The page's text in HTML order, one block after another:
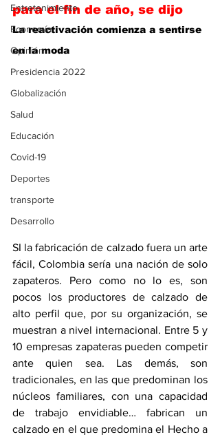
Entretenimiento
Economía
Opinión
Presidencia 2022
Globalización
Salud
Educación
Covid-19
Deportes
transporte
Desarrollo
para el fin de año, se dijo
La reactivación comienza a sentirse
en la moda
SI la fabricación de calzado fuera un arte
fácil, Colombia sería una nación de solo
zapateros. Pero como no lo es, son
pocos los productores de calzado de
alto perfil que, por su organización, se
muestran a nivel internacional. Entre 5 y
10 empresas zapateras pueden competir
ante quien sea. Las demás, son
tradicionales, en las que predominan los
núcleos familiares, con una capacidad
de trabajo envidiable… fabrican un
calzado en el que predomina el Hecho a